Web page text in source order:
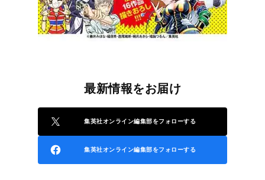
最新情報をお届け
集英社オンライン編集部をフォローする
集英社オンライン編集部をフォローする